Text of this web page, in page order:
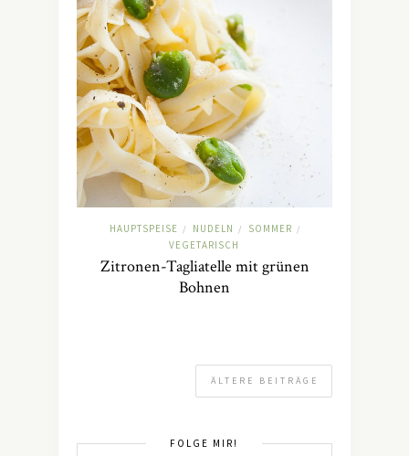
HAUPTSPEISE / NUDELN / SOMMER /
VEGETARISCH
Zitronen-Tagliatelle mit grünen
Bohnen
ÄLTERE BEITRÄGE
FOLGE MIR!